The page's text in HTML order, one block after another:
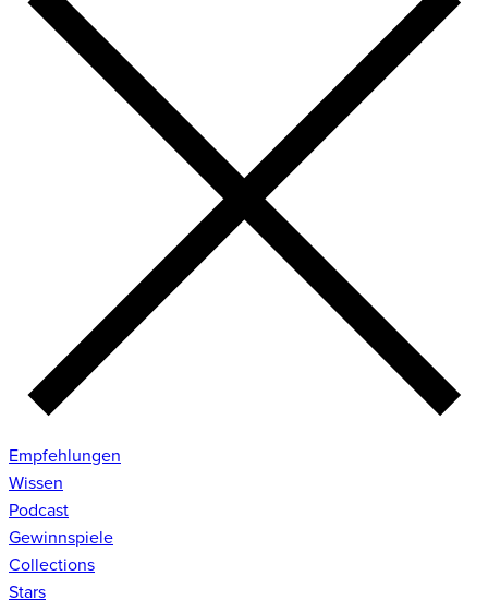
Empfehlungen
Wissen
Podcast
Gewinnspiele
Collections
Stars